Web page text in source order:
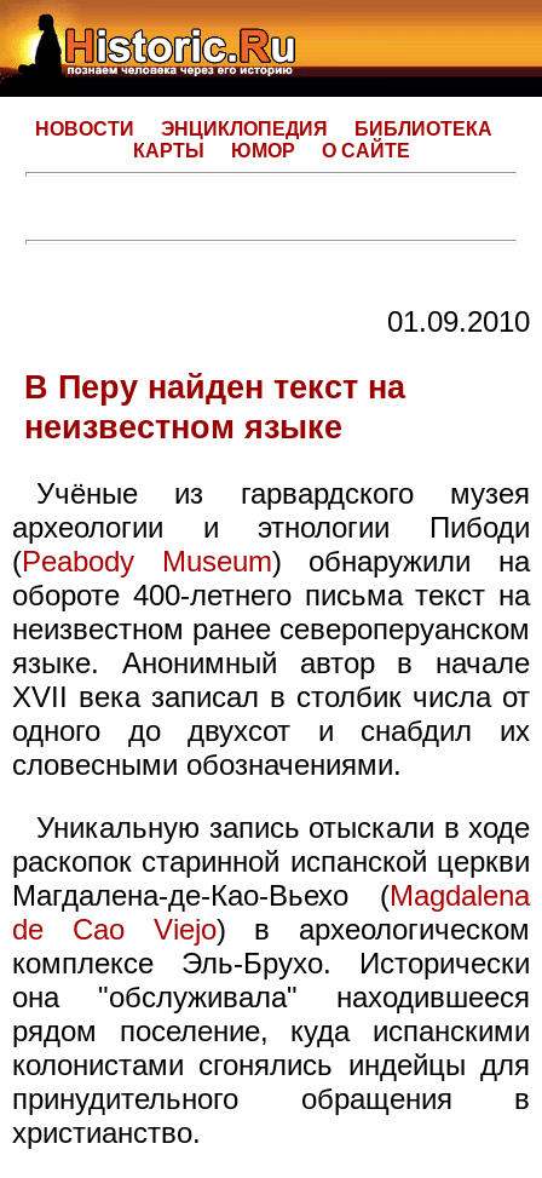
НОВОСТИ ЭНЦИКЛОПЕДИЯ
БИБЛИОТЕКА
КАРТЫ
ЮМОР О САЙТЕ
01.09.2010
В Перу найден текст на
неизвестном языке
Учёные из гарвардского музея
археологии и этнологии Пибоди
(Peabody Museum) обнаружили на
обороте 400-летнего письма текст на
неизвестном ранее североперуанском
языке. Анонимный автор в начале
XVII века записал в столбик числа от
одного до двухсот и снабдил их
словесными обозначениями.
Уникальную запись отыскали в ходе
раскопок старинной испанской церкви
Магдалена-де-Као-Вьехо (Magdalena
de Cao Viejo) в археологическом
комплексе Эль-Брухо. Исторически
она "обслуживала" находившееся
рядом поселение, куда испанскими
колонистами сгонялись индейцы для
принудительного обращения в
христианство.